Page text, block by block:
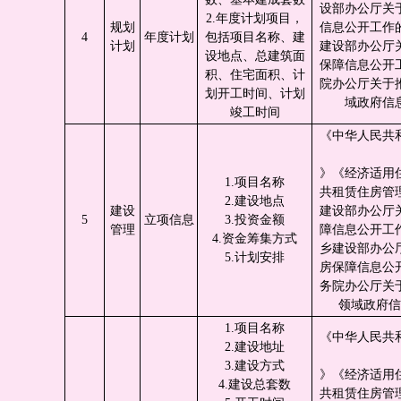
4
规划
计划
年度计划
2.年度计划项目，
包括项目名称、建
设地点、总建筑面
积、住宅面积、计
划开工时间、计划
竣工时间
设部办公厅关
信息公开工作
建设部办公厅
保障信息公开
院办公厅关于
域政府信
5
建设
管理
立项信息
1.项目名称
2.建设地点
3.投资金额
4.资金筹集方式
5.计划安排
《中华人民
》《经济适用
共租赁住房管
建设部办公厅
障信息公开工
乡建设部办公
房保障信息公
务院办公厅关
领域政府
1.项目名称
2.建设地址
3.建设方式
4.建设总套数
《中华人民
》《经济适用
共租赁住房管